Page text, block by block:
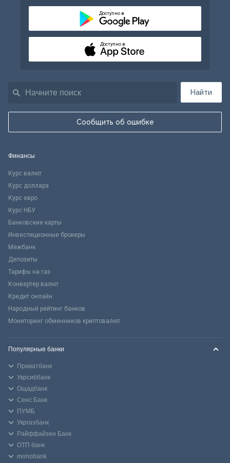
Найти
Сообщить об ошибке
Доступно в
Доступно в
Финансы
Курс валют
Курс доллара
Курс евро
Курс НБУ
Банковские карты
Инвестиционные брокеры
Межбанк
Депозиты
Тарифы на газ
Конвертер валют
Кредит онлайн
Народный рейтинг банков
Мониторинг обменников криптовалют
Популярные банки
Приватбанк
Укрсиббанк
Ощадбанк
Сенс Банк
ПУМБ
Укргазбанк
Райффайзен Банк
ОТП банк
monobank